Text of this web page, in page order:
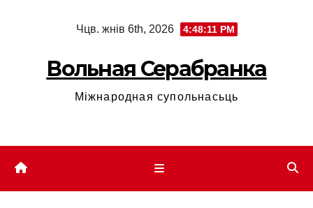
Чцв. жнів 6th, 2026 4:48:11 PM
Вольная Серабранка
Міжнародная супольнасьць